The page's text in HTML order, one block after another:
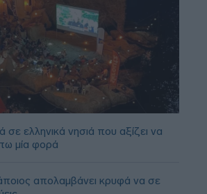
σε ελληνικά νησιά που αξίζει να
μία φορά
απολαμβάνει κρυφά να σε